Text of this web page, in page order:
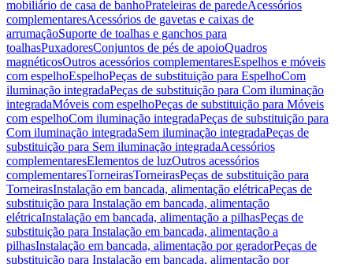
mobiliário de casa de banhoPrateleiras de paredeAcessórios
complementaresAcessórios de gavetas e caixas de
arrumaçãoSuporte de toalhas e ganchos para
toalhasPuxadoresConjuntos de pés de apoioQuadros
magnéticosOutros acessórios complementaresEspelhos e móveis
com espelhoEspelhoPeças de substituição para EspelhoCom
iluminação integradaPeças de substituição para Com iluminação
integradaMóveis com espelhoPeças de substituição para Móveis
com espelhoCom iluminação integradaPeças de substituição para
Com iluminação integradaSem iluminação integradaPeças de
substituição para Sem iluminação integradaAcessórios
complementaresElementos de luzOutros acessórios
complementaresTorneirasTorneirasPeças de substituição para
TorneirasInstalação em bancada, alimentação elétricaPeças de
substituição para Instalação em bancada, alimentação
elétricaInstalação em bancada, alimentação a pilhasPeças de
substituição para Instalação em bancada, alimentação a
pilhasInstalação em bancada, alimentação por geradorPeças de
substituição para Instalação em bancada, alimentação por